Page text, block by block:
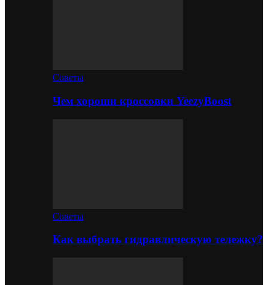
Советы
Чем хороши кроссовки YeezyBoost
Советы
Как выбрать гидравлическую тележку?